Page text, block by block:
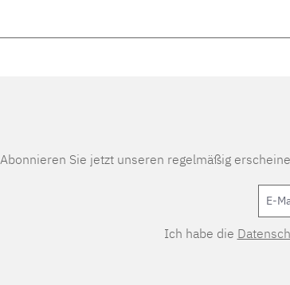
Abonnieren Sie jetzt unseren regelmäßig
Ich habe die